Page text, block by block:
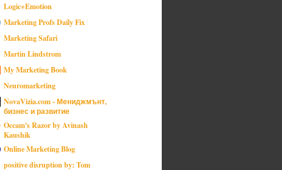
Logic+Emotion
Marketing Profs Daily Fix
Marketing Safari
Martin Lindstrom
My Marketing Book
Neuromarketing
NovaVizia.com - Мениджмънт,
бизнес и развитие
Occam's Razor by Avinash
Kaushik
Online Marketing Blog
positive disruption by: Tom